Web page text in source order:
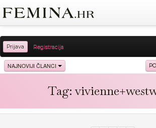
Prijava Registracija
Sreća Zdravlje
Ljubav
NAJNOVIJI ČLANCI
Tag: